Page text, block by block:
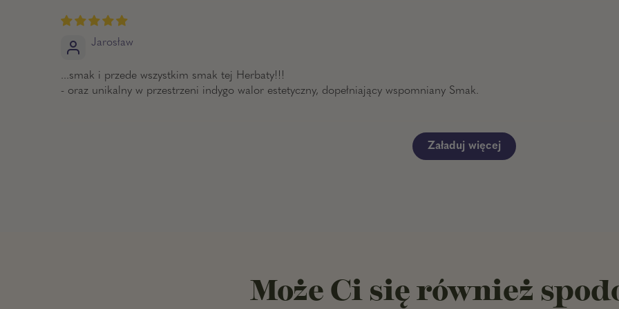
Jarosław
...smak i przede wszystkim smak tej Herbaty!!!
- oraz unikalny w przestrzeni indygo walor estetyczny, dopełniający wspomniany Smak.
Załaduj więcej
Może Ci się również